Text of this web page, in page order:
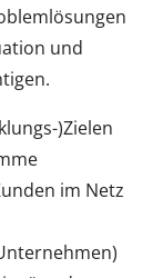
und
)Zielen
im Netz